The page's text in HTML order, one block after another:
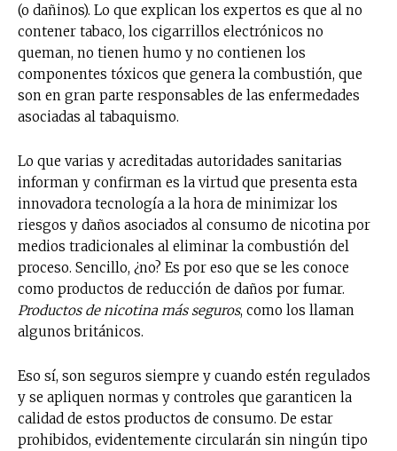
(o dañinos). Lo que explican los expertos es que al no
contener tabaco, los cigarrillos electrónicos no
queman, no tienen humo y no contienen los
componentes tóxicos que genera la combustión, que
son en gran parte responsables de las enfermedades
asociadas al tabaquismo.
Lo que varias y acreditadas autoridades sanitarias
informan y confirman es la virtud que presenta esta
innovadora tecnología a la hora de minimizar los
riesgos y daños asociados al consumo de nicotina por
medios tradicionales al eliminar la combustión del
proceso. Sencillo, ¿no? Es por eso que se les conoce
como productos de reducción de daños por fumar.
Productos de nicotina más seguros, como los llaman
algunos británicos.
Eso sí, son seguros siempre y cuando estén regulados
y se apliquen normas y controles que garanticen la
calidad de estos productos de consumo. De estar
prohibidos, evidentemente circularán sin ningún tipo